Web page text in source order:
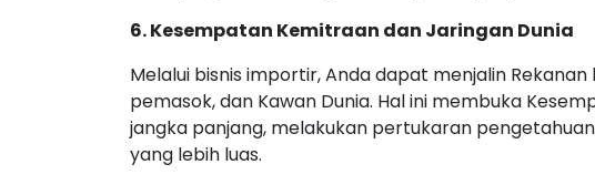
6. Kesempatan Kemitraan dan Jaringan Dunia
Melalui bisnis importir, Anda dapat menjalin
pemasok, dan Kawan Dunia. Hal ini membuka
jangka panjang, melakukan pertukaran
yang lebih luas.